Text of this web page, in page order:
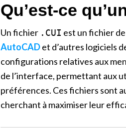
Qu’est-ce
Un fichier .CUI est un fichier
AutoCADet d’autres logiciels
configurations relatives aux
de l’interface, permettant aux
préférences. Ces fichiers sont
cherchant à maximiser leur